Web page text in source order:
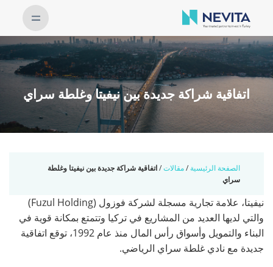
اتفاقية شراكة جديدة بين نيفيتا وغلطة سراي
الصفحة الرئيسية /مقالات/اتفاقية شراكة جديدة بين نيفيتا وغلطة
سراي
نيفيتا، علامة تجارية مسجلة لشركة فوزول (Fuzul Holding)
والتي لديها العديد من المشاريع في تركيا وتتمتع بمكانة قوية في
البناء والتمويل وأسواق رأس المال منذ عام 1992، توقع اتفاقية
جديدة مع نادي غلطة سراي الرياضي.